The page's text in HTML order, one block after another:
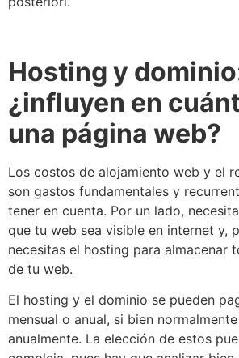
Hosting y
¿influyen en
una página web?
Los costos de alojamiento web y el
son gastos fundamentales y
tener en cuenta. Por un lado,
que tu web sea visible en internet y,
necesitas el hosting para almacenar
de tu web.
El hosting y el dominio se pueden
mensual o anual, si bien
anualmente. La elección de estos